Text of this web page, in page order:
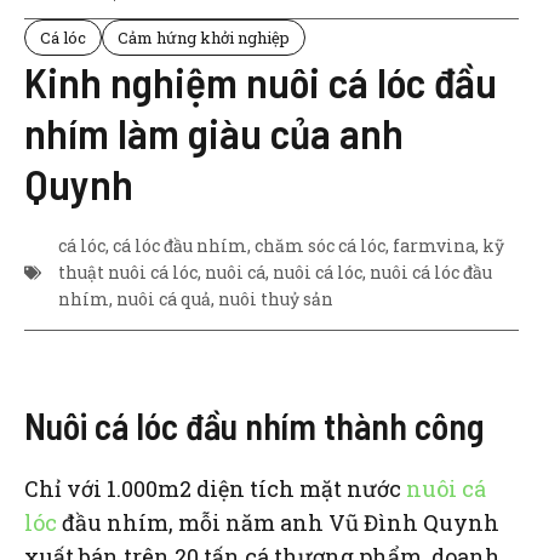
Cá lóc Cảm hứng khởi nghiệp
Kinh nghiệm nuôi cá lóc đầu
nhím làm giàu của anh
Quynh
cá lóc, cá lóc đầu nhím, chăm sóc cá lóc, farmvina, kỹ
thuật nuôi cá lóc, nuôi cá, nuôi cá lóc, nuôi cá lóc đầu
nhím, nuôi cá quả, nuôi thuỷ sản
Nuôi cá lóc đầu nhím thành công
Chỉ với 1.000m2 diện tích mặt nước nuôi cá
lóc đầu nhím, mỗi năm anh Vũ Đình Quynh